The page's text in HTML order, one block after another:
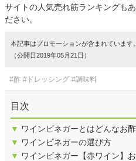
サイトの人気売れ筋ランキングも
ださい。
本記事はプロモーションが含まれていま
（公開日2019年05月21日）
#酢 #ドレッシング #調味料
目次
▼ ワインビネガーとはどんなお酢
▼ ワインビネガーの選び方
▼ ワインビネガー【赤ワイン】